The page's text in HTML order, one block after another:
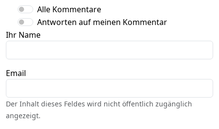
Alle Kommentare
Antworten auf meinen Kommentar
Ihr Name
Email
Der Inhalt dieses Feldes wird nicht öffentlich zugänglich
angezeigt.